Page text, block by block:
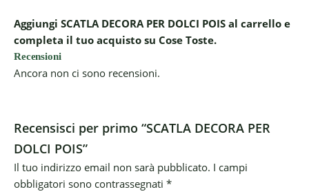
Aggiungi SCATLA DECORA PER DOLCI POIS al carrello e
completa il tuo acquisto su Cose Toste.
Recensioni
Ancora non ci sono recensioni.
Recensisci per primo “SCATLA DECORA PER
DOLCI POIS”
Il tuo indirizzo email non sarà pubblicato. I campi
obbligatori sono contrassegnati *